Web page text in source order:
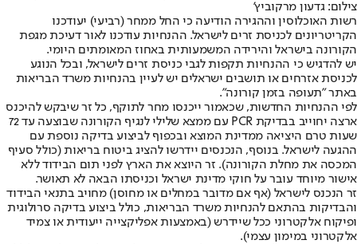
צילום: גדעון מרקוביץ'
רשות האוכלוסין וההגירה הודיעה כי החל ממחר (רביעי) יעודכנו
הקריטריונים לכניסת זרים לישראל. ההנחיות עודכנו לאור דעיכת מגפת
הקורונה בישראל והירידה המשמעותית באחוז המאומתים היומי.
יש להדגיש כי ההנחיות תקפות לגבי כניסת זרים לישראל, ובכל הנוגע
לכניסת אזרחים או תושבים ישראלים יש לעיין בהנחיות משרד הבריאות
באתר "תעופה בזמן קורונה".
לפי ההנחיות החדשות, שכאמור ייכנסו מחר לתוקף, כל זר שיבקש להיכנס
ארצה יחוייב בבדיקת PCR עם ממצא שלילי לנגיף הקורונה שבוצעה עד 72
שעות טרם היציאה ממדינת המוצא ובכפוף לביצוע בדיקה נוספת עם
ההגעה לישראל. בנוסף, הנכנסים יידרשו להציג ביטוח בריאות (כולל סעיף
המכסה את מחלת הקורונה). זר היוצא את הארץ לפני תום הבידוד ללא
אישור מיוחד עובר על חוקי מדינת ישראל וכניסתו הבאה לא תאושר.
זר הנכנס לישראל (אף אם מדובר במחלים או מחוסן) מחויב בתנאי הבידוד
והבדיקות בהתאם להנחיות משרד הבריאות, כולל ביצוע בדיקה סרולוגית
ופיקוח אלקטרוני ככל שיידרש (באמצעות אפליקצייה ייעודית או צמיד
אלקטרוני במימון עצמי).